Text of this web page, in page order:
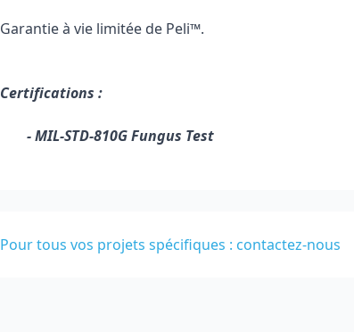
Garantie à vie limitée de Peli™.
Certifications :
- MIL-STD-810G Fungus Test
Pour tous vos projets spécifiques : contactez-nous